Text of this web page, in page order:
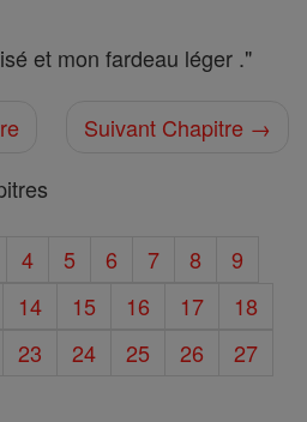
et mon fardeau léger ."
Suivant Chapitre →
4 5 6 7 8
9
14 15 16 17
18
23 24 25 26
27